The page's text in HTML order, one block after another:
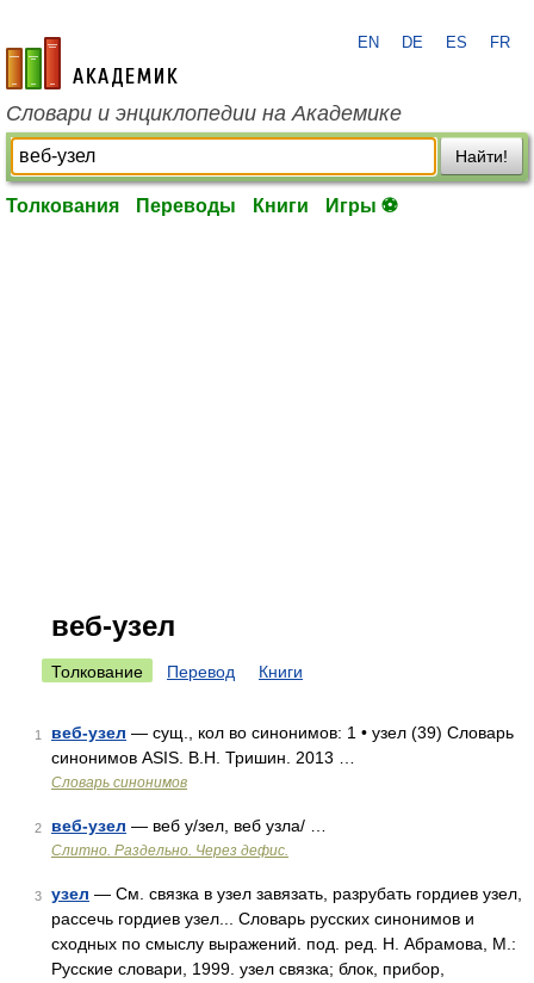
academic.ru
EN DE ES FR
Словари и энциклопедии на Академике
Найти!
Толкования Переводы Книги Игры ⚽
веб-узел
Толкование Перевод Книги
1 веб-узел — сущ., кол во синонимов: 1 • узел (39) Словарь
синонимов ASIS. В.Н. Тришин. 2013 …
Словарь синонимов
2 веб-узел — веб у/зел, веб узла/ …
Слитно. Раздельно. Через дефис.
3 узел — См. связка в узел завязать, разрубать гордиев узел,
рассечь гордиев узел... Словарь русских синонимов и
сходных по смыслу выражений. под. ред. Н. Абрамова, М.:
Русские словари, 1999. узел связка; блок, прибор,